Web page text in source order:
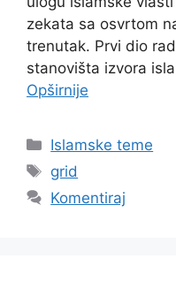
zekata sa osvrtom
trenutak. Prvi dio
stanovišta izvora
Opširnije
Kategorije
Islamske teme
Oznake
grid
Komentiraj